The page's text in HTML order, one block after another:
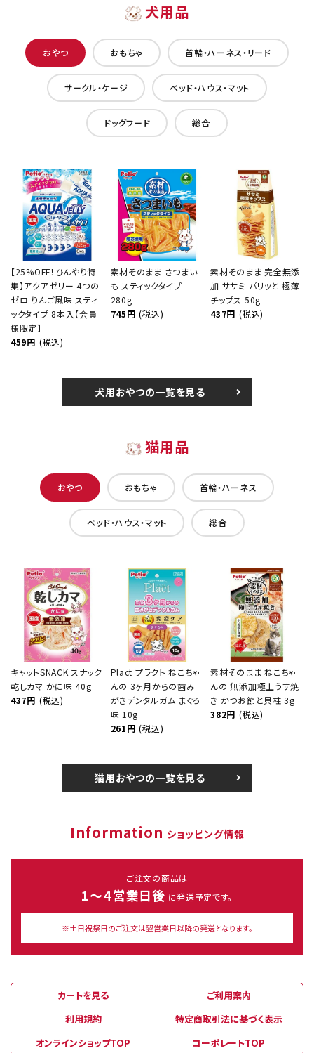
犬用品
おやつ おもちゃ 首輪・ハーネス・リード
サークル・ケージ ベッド・ハウス・マット
ドッグフード 総合
【25%OFF！ひんやり特
集】アクアゼリー 4つの
ゼロ りんご風味 スティ
ックタイプ 8本入【会員
様限定】
459円 (税込)
素材そのまま さつまい
も スティックタイプ
280g
745円 (税込)
素材そのまま 完全無添
加 ササミ パリッと 極薄
チップス 50g
437円 (税込)
犬用おやつの一覧を見る
猫用品
おやつ おもちゃ 首輪・ハーネス
ベッド・ハウス・マット 総合
キャットSNACK スナック
乾しカマ かに味 40g
437円 (税込)
Plact プラクト ねこちゃ
んの 3ヶ月からの歯み
がきデンタルガム まぐろ
味 10g
261円 (税込)
素材そのまま ねこちゃ
んの 無添加極上うす焼
き かつお節と貝柱 3g
382円 (税込)
猫用おやつの一覧を見る
Information ショッピング情報
ご注文の商品は
1～４営業日後 に発送予定です。
※土日祝祭日のご注文は翌営業日以降の発送となります。
カートを見る
ご利用案内
利用規約
特定商取引法に基づく表示
オンラインショップTOP
コーポレートTOP